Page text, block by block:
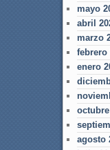
mayo
abril
marzo
febrero
enero
octubre
agosto